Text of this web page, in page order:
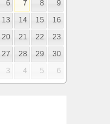
6 7 8
9
13 14 15
16
20 21 22
23
27 28 29
30
3 4 5 6